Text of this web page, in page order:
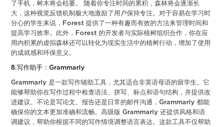
了手机，树木将会枯萎。 随着你专注时间的累积，森林将会逐渐长
大，这种视觉反馈机制极大地激励了用户保持专注。对于容易在学习时
分心的学生来说，Forest 提供了一种有趣而有效的方法来管理时间和
提高学习效率。此外，Forest 的开发者与实际植树组织合作，你在应
用内积累的虚拟森林还可以转化为现实生活中的植树行动，增加了使用
的成就感和环保意义。
8.写作助手：Grammarly
Grammarly 是一款写作辅助工具，尤其适合非英语母语的留学生。它
能够帮助你在写作过程中检查语法、拼写、标点和语句结构，并提供改
进建议。不论是写论文、报告还是日常的邮件沟通，Grammarly 都能
确保你的文本更加准确和流畅。高级版 Grammarly 还提供风格和语
调建议，帮助你根据不同的写作情境调整语言表达。这款工具不仅帮助